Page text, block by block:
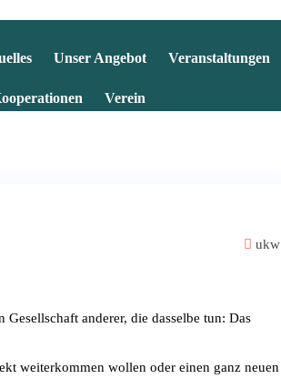
Unser Angebot Veranstaltungen
Verein
ukw
anderer, die dasselbe tun: Das
weiterkommen wollen oder einen ganz neuen